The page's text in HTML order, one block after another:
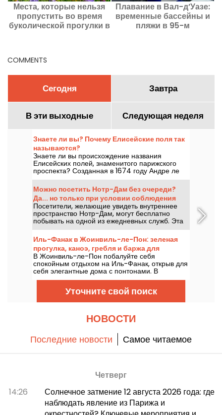
Места, которые нельзя
пропустить во время
буколической прогулки в
Плавание в Вал-д’Уазе:
временные бассейны и
пляжи в 95-м
COMMENTS
Сегодня Завтра
В эти выходные Следующая неделя
Знаете ли вы? Почему Елисейские поля так
называются?
Знаете ли вы происхождение названия
Елисейских полей, знаменитого парижского
проспекта? Созданная в 1674 году Андре ле
Нотром и официально названная в 1698 году,
эта королевская улица получила свое имя из
греческой мифологии.
Можно посетить Нотр-Дам без очереди?
Да... но только при условии соблюдения
нескольких правил
Посетители, желающие увидеть внутреннее
пространство Нотр-Дам, могут бесплатно
побывать на одной из ежедневных служб. Эта
возможность открыта для всех, главное —
прийти с целью участия в богослужении или
строго соблюдать его ход. Расскажем, что
именно стоит знать.
Иль-Фанак в Жоинвиль-ле-Пон: зеленая
прогулка, каноэ, гребля и баржа для
гурманов
В Жоинвиль-ле-Пон побалуйте себя
спокойным отдыхом на Иль-Фанак, открыв для
себя элегантные дома с понтонами. В
программе: прогулка в красивой зеленой
местности, катание на каноэ и гребля на
Марне и другие интересные моменты.
Уточните свой поиск
НОВОСТИ
Последние новости Самое читаемое
Четверг
14:26
Солнечное затмение 12 августа 2026 года: где
наблюдать явление из Парижа и